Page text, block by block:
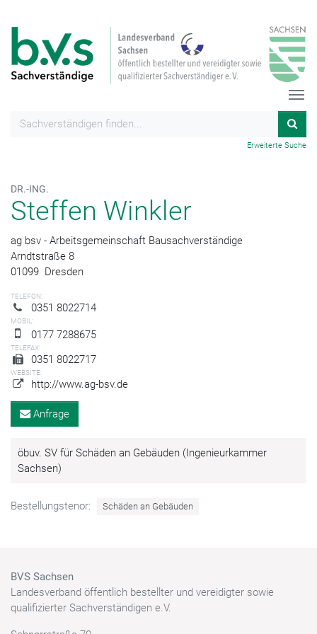
Erweiterte Suche
DR.-ING.
Steffen Winkler
ag bsv - Arbeitsgemeinschaft Bausachverständige
Arndtstraße 8
01099 Dresden
TELEFON:
0351 8022714
MOBIL:
0177 7288675
TELEFAX:
0351 8022717
WEBSITE:
http://www.ag-bsv.de
Anfrage
öbuv. SV für Schäden an Gebäuden (Ingenieurkammer
Sachsen)
Bestellungstenor: Schäden an Gebäuden
BVS Sachsen
Landesverband öffentlich bestellter und vereidigter sowie
qualifizierter Sachverständigen e.V.